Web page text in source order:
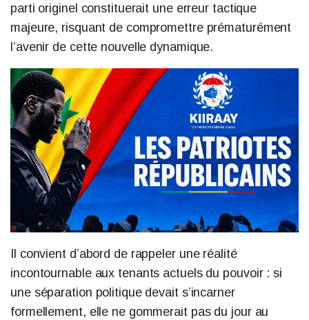
parti originel constituerait une erreur tactique
majeure, risquant de compromettre prématurément
l’avenir de cette nouvelle dynamique.
Il convient d’abord de rappeler une réalité
incontournable aux tenants actuels du pouvoir : si
une séparation politique devait s’incarner
formellement, elle ne gommerait pas du jour au